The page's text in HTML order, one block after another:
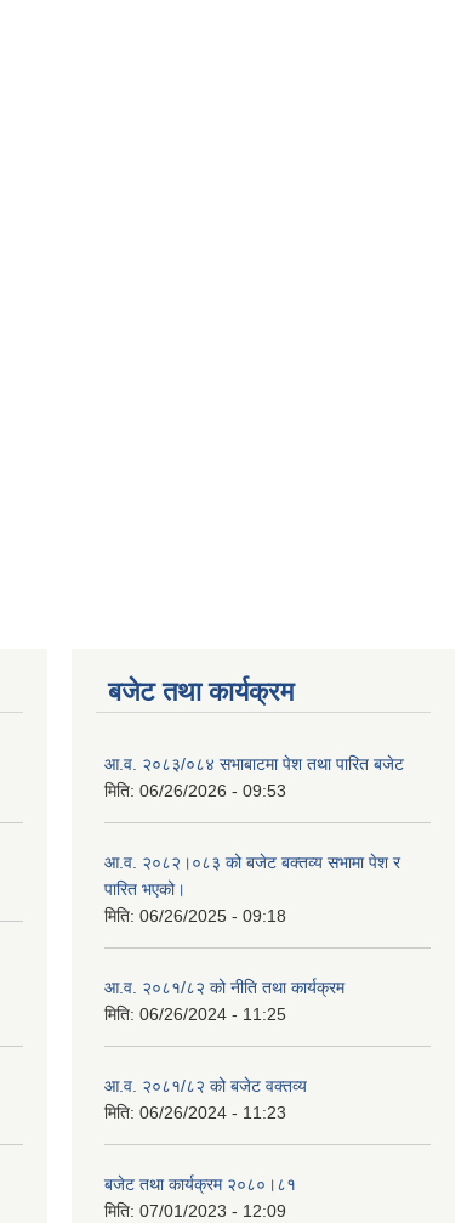
बजेट तथा कार्यक्रम
आ.व. २०८३/०८४ सभाबाटमा पेश तथा पारित बजेट
मिति: 06/26/2026 - 09:53
आ‍.व. २०८२।०८३ को बजेट बक्तव्य सभामा पेश र
पारित भएको।
मिति: 06/26/2025 - 09:18
आ.व. २०८१/८२ को नीति तथा कार्यक्रम
मिति: 06/26/2024 - 11:25
आ.व. २०८१/८२ को बजेट वक्तव्य
मिति: 06/26/2024 - 11:23
बजेट तथा कार्यक्रम २०८०।८१
मिति: 07/01/2023 - 12:09